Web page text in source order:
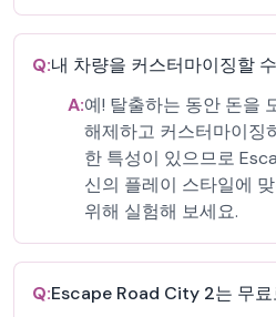
Q:내 차량을 커스터마이징할
A:예! 탈출하는 동안 돈을
해제하고 커스터마이징
한 특성이 있으므로
신의 플레이 스타일에
위해 실험해 보세요.
Q:Escape Road City 2는 무